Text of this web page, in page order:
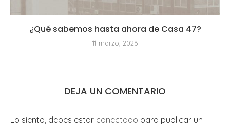
¿Qué sabemos hasta ahora de Casa 47?
11 marzo, 2026
DEJA UN COMENTARIO
Lo siento, debes estar conectado para publicar un